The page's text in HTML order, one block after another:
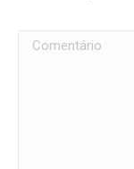
Comentário